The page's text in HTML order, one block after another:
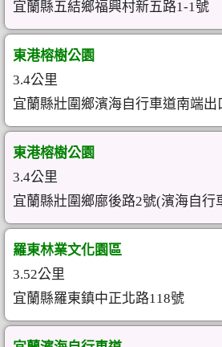
宜蘭縣五結鄉福興村新五路1-1號
東港榕樹公園
3.4公里
宜蘭縣壯圍鄉濱海自行車道南端出
東港榕樹公園
3.4公里
宜蘭縣壯圍鄉廍後路2號(濱海自行
羅東林業文化園區
3.52公里
宜蘭縣羅東鎮中正北路118號